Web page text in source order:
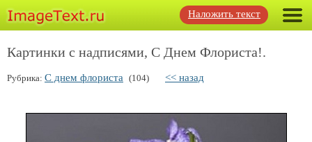
Наложить текст
Картинки с надписями, С Днем Флориста!.
Рубрика: С днем флориста (104) << назад